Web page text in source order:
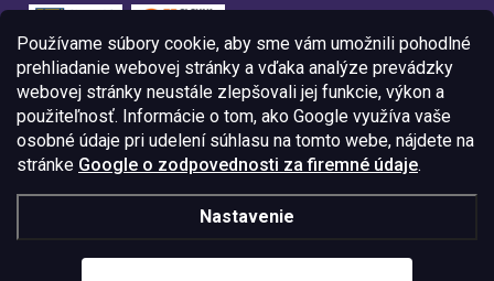
Používame súbory cookie, aby sme vám umožnili pohodlné
prehliadanie webovej stránky a vďaka analýze prevádzky
webovej stránky neustále zlepšovali jej funkcie, výkon a
použiteľnosť. Informácie o tom, ako Google využíva vaše
osobné údaje pri udelení súhlasu na tomto webe, nájdete na
stránke Google o zodpovednosti za firemné údaje.
Nastavenie
Nakupujte na FOA bezpečne a bez obáv.
Vďaka protokolu HTTPS sú vaše citlivé
dáta v úplnom bezpečí.
© Copyright2026Westlogic Slovakia s.r.o.,
Gajova 4, Bratislava, 811 09